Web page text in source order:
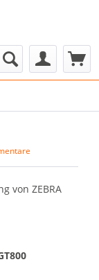
von ZEBRA